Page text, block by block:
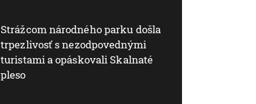
Strážcom národného parku došla
trpezlivosť s nezodpovednými
turistami a opáskovali Skalnaté
pleso